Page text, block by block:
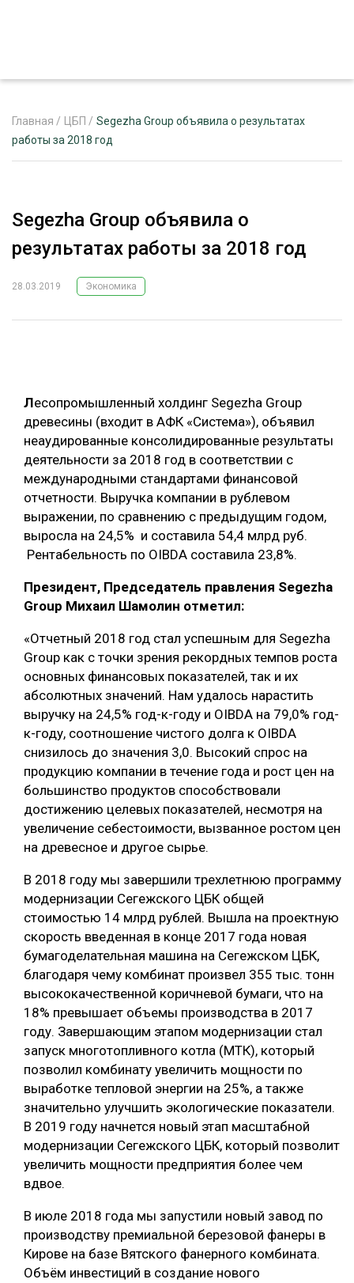
РЕКЛАМОДАТЕЛЯМ
ЛЕСНОЕ ХОЗЯЙСТВО
ЦИФРОВАЯ СРЕДА
БИОЭНЕРГЕТИКА
ЛЕСОВОССТАНОВЛЕНИЕ И ЗАЩИТА
ЛОГИСТИКА
ПРОИЗВОДСТВО ДРЕВЕСНЫХ ПЛИТ
КОМПЛЕКСНАЯ ПЕРЕРАБОТКА
ДЕРЕВЯННОЕ ДОМОСТРОЕНИЕ
БЕЗОПАСНОЕ ПРОИЗВОДСТВО
СУШКА ДРЕВЕСИНЫ
МЕБЕЛЬНОЕ ПРОИЗВОДСТВО
РУБРИКИ
ТЕМАТИЧЕСКИЕ ПРОЕКТЫ
ПОДБОРКИ СТАТЕЙ
Главная / ЦБП / Segezha Group объявила о результатах
работы за 2018 год
Segezha Group объявила о
результатах работы за 2018 год
28.03.2019 Экономика
Лесопромышленный холдинг Segezha Group
древесины (входит в АФК «Система»), объявил
неаудированные консолидированные результаты
деятельности за 2018 год в соответствии с
международными стандартами финансовой
отчетности. Выручка компании в рублевом
выражении, по сравнению с предыдущим годом,
выросла на 24,5% и составила 54,4 млрд руб.
Рентабельность по OIBDA составила 23,8%.
Президент, Председатель правления Segezha
Group Михаил Шамолин отметил:
«Отчетный 2018 год стал успешным для Segezha
Group как с точки зрения рекордных темпов роста
основных финансовых показателей, так и их
абсолютных значений. Нам удалось нарастить
выручку на 24,5% год-к-году и OIBDA на 79,0% год-
к-году, соотношение чистого долга к OIBDA
снизилось до значения 3,0. Высокий спрос на
продукцию компании в течение года и рост цен на
большинство продуктов способствовали
достижению целевых показателей, несмотря на
увеличение себестоимости, вызванное ростом цен
на древесное и другое сырье.
В 2018 году мы завершили трехлетнюю программу
модернизации Сегежского ЦБК общей
стоимостью 14 млрд рублей. Вышла на проектную
скорость введенная в конце 2017 года новая
бумагоделательная машина на Сегежском ЦБК,
благодаря чему комбинат произвел 355 тыс. тонн
высококачественной коричневой бумаги, что на
18% превышает объемы производства в 2017
году. Завершающим этапом модернизации стал
запуск многотопливного котла (МТК), который
позволил комбинату увеличить мощности по
выработке тепловой энергии на 25%, а также
значительно улучшить экологические показатели.
В 2019 году начнется новый этап масштабной
модернизации Сегежского ЦБК, который позволит
увеличить мощности предприятия более чем
вдвое.
В июле 2018 года мы запустили новый завод по
производству премиальной березовой фанеры в
Кирове на базе Вятского фанерного комбината.
Объём инвестиций в создание нового